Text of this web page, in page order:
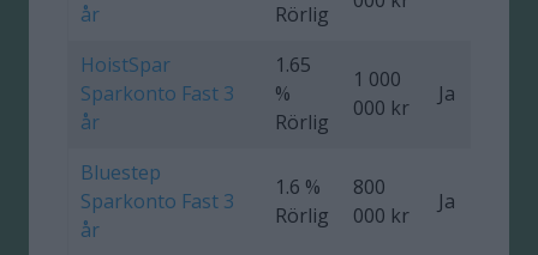
år
Rörlig
HoistSpar
Sparkonto Fast 3
år
1.65
%
Rörlig
1 000
000 kr
Ja
Bluestep
Sparkonto Fast 3
år
1.6 %
Rörlig
800
000 kr
Ja